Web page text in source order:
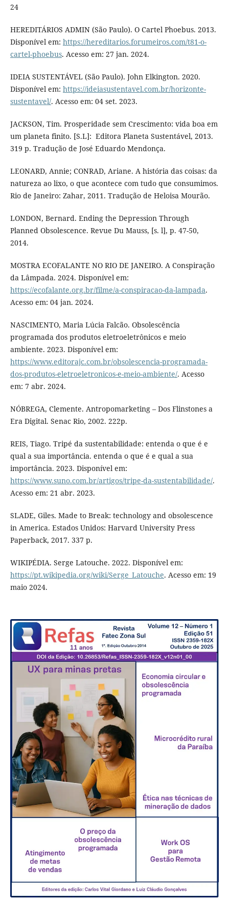
24
HEREDITÁRIOS ADMIN (São Paulo). O Cartel Phoebus. 2013.
Disponível em: https://hereditarios.forumeiros.com/t81-o-
cartel-phoebus. Acesso em: 27 jan. 2024.
IDEIA SUSTENTÁVEL (São Paulo). John Elkington. 2020.
Disponível em: https://ideiasustentavel.com.br/horizonte-
sustentavel/. Acesso em: 04 set. 2023.
JACKSON, Tim. Prosperidade sem Crescimento: vida boa em
um planeta finito. [S.L]: ‎ Editora Planeta Sustentável, 2013.
319 p. Tradução de José Eduardo Mendonça.
LEONARD, Annie; CONRAD, Ariane. A história das coisas: da
natureza ao lixo, o que acontece com tudo que consumimos.
Rio de Janeiro: Zahar, 2011. Tradução de Heloisa Mourão.
LONDON, Bernard. Ending the Depression Through
Planned Obsolescence. Revue Du Mauss, [s. l], p. 47-50,
2014.
MOSTRA ECOFALANTE NO RIO DE JANEIRO. A Conspiração
da Lâmpada. 2024. Disponível em:
https://ecofalante.org.br/filme/a-conspiracao-da-lampada.
Acesso em: 04 jan. 2024.
NASCIMENTO, Maria Lúcia Falcão. Obsolescência
programada dos produtos eletroeletrônicos e meio
ambiente. 2023. Disponível em:
https://www.editorajc.com.br/obsolescencia-programada-
dos-produtos-eletroeletronicos-e-meio-ambiente/. Acesso
em: 7 abr. 2024.
NÓBREGA, Clemente. Antropomarketing – Dos Flinstones a
Era Digital. Senac Rio, 2002. 222p.
REIS, Tiago. Tripé da sustentabilidade: entenda o que é e
qual a sua importância. entenda o que é e qual a sua
importância. 2023. Disponível em:
https://www.suno.com.br/artigos/tripe-da-sustentabilidade/.
Acesso em: 21 abr. 2023.
SLADE, Giles. Made to Break: technology and obsolescence
in America. Estados Unidos: Harvard University Press
Paperback, 2017. 337 p.
WIKIPÉDIA. Serge Latouche. 2022. Disponível em:
https://pt.wikipedia.org/wiki/Serge_Latouche. Acesso em: 19
maio 2024.